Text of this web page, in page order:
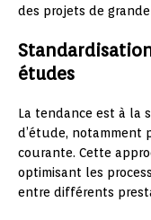
des projets de
études
La tendance est à la
d’étude, notamment
courante. Cette
optimisant les
entre différents